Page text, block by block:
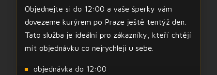
Objednejte si do 12:00 a vaše šperky vám
dovezeme kurýrem po Praze ještě tentýž den.
Tato služba je ideální pro zákazníky, kteří chtějí
mít objednávku co nejrychleji u sebe.
objednávka do 12:00